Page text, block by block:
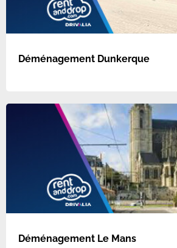
Déménagement Dunkerque
Déménagement Le Mans